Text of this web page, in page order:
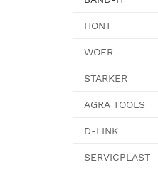
HONT
WOER
STARKER
AGRA TOOLS
D-LINK
SERVICPLAST